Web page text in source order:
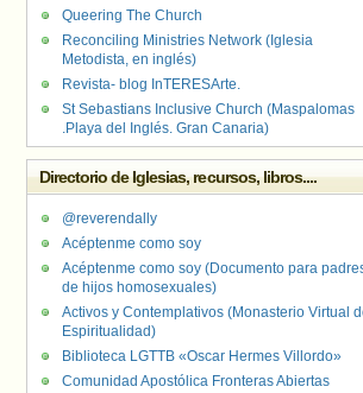
Queering The Church
Reconciling Ministries Network (Iglesia
Metodista, en inglés)
Revista- blog InTERESArte.
St Sebastians Inclusive Church (Maspalomas
.Playa del Inglés. Gran Canaria)
Directorio de Iglesias, recursos, libros....
@reverendally
Acéptenme como soy
Acéptenme como soy (Documento para
de hijos homosexuales)
Activos y Contemplativos (Monasterio Virtual
Espiritualidad)
Biblioteca LGTTB «Oscar Hermes Villordo»
Comunidad Apostólica Fronteras Abiertas